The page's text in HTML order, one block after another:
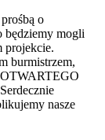
o
będziemy mogli
projekcie.
burmistrzem,
nasze